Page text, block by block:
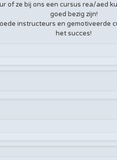
of ze bij ons een cursus rea/aed
goed bezig zijn!
instructeurs en gemotiveerde
het succes!